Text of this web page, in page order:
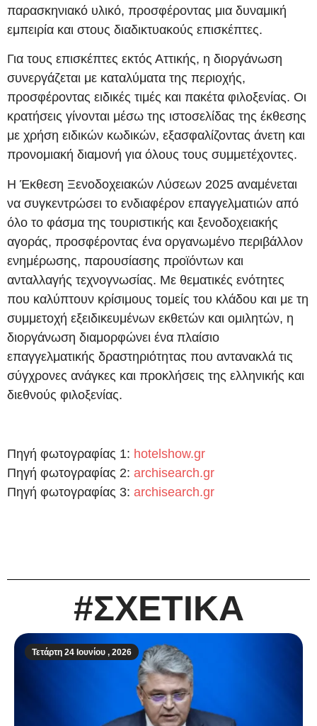
παρασκηνιακό υλικό, προσφέροντας μια δυναμική
εμπειρία και στους διαδικτυακούς επισκέπτες.
Για τους επισκέπτες εκτός Αττικής, η διοργάνωση
συνεργάζεται με καταλύματα της περιοχής,
προσφέροντας ειδικές τιμές και πακέτα φιλοξενίας. Οι
κρατήσεις γίνονται μέσω της ιστοσελίδας της έκθεσης
με χρήση ειδικών κωδικών, εξασφαλίζοντας άνετη και
προνομιακή διαμονή για όλους τους συμμετέχοντες.
Η Έκθεση Ξενοδοχειακών Λύσεων 2025 αναμένεται
να συγκεντρώσει το ενδιαφέρον επαγγελματιών από
όλο το φάσμα της τουριστικής και ξενοδοχειακής
αγοράς, προσφέροντας ένα οργανωμένο περιβάλλον
ενημέρωσης, παρουσίασης προϊόντων και
ανταλλαγής τεχνογνωσίας. Με θεματικές ενότητες
που καλύπτουν κρίσιμους τομείς του κλάδου και με τη
συμμετοχή εξειδικευμένων εκθετών και ομιλητών, η
διοργάνωση διαμορφώνει ένα πλαίσιο
επαγγελματικής δραστηριότητας που αντανακλά τις
σύγχρονες ανάγκες και προκλήσεις της ελληνικής και
διεθνούς φιλοξενίας.
Πηγή φωτογραφίας 1: hotelshow.gr
Πηγή φωτογραφίας 2: archisearch.gr
Πηγή φωτογραφίας 3: archisearch.gr
#ΣΧΕΤΙΚΑ
Τετάρτη 24 Ιουνίου , 2026